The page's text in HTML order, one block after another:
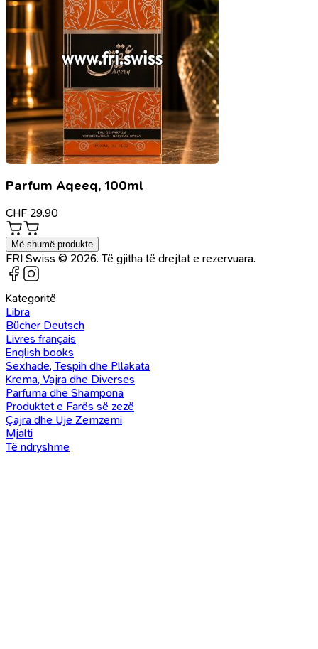
Parfum Aqeeq, 100ml
CHF 29.90
Më shumë produkte
FRI Swiss © 2026. Të gjitha të drejtat e rezervuara.
Kategoritë
Libra
Bücher Deutsch
Livres français
English books
Sexhade, Tespih dhe Pllakata
Krema, Vajra dhe Diverses
Parfuma dhe Shampona
Produktet e Farës së zezë
Çajra dhe Uje Zemzemi
Mjalti
Të ndryshme